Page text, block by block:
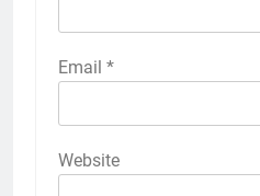
Email *
Website